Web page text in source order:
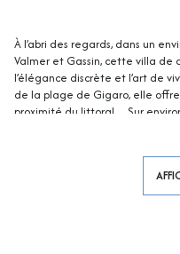
À l’abri des regards, dans un
Valmer et Gassin, cette villa
l’élégance discrète et l’art de
de la plage de Gigaro, elle
proximité du littoral…Sur
contemporaine et des espaces
L’espace nuit accueille 5
confort et intimité à chaque